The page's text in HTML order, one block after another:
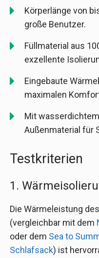
Körperlänge von
große Benutzer.
Füllmaterial aus
exzellente
Eingebaute
maximalen
Mit
Außenmaterial für
Testkriterien
1.
Die Wärmeleistung
(vergleichbar mit dem
oder dem Sea to
Schlafsack) ist